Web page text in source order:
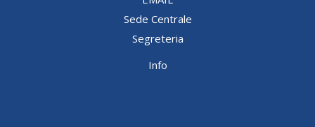
Sede Centrale
Segreteria
Info